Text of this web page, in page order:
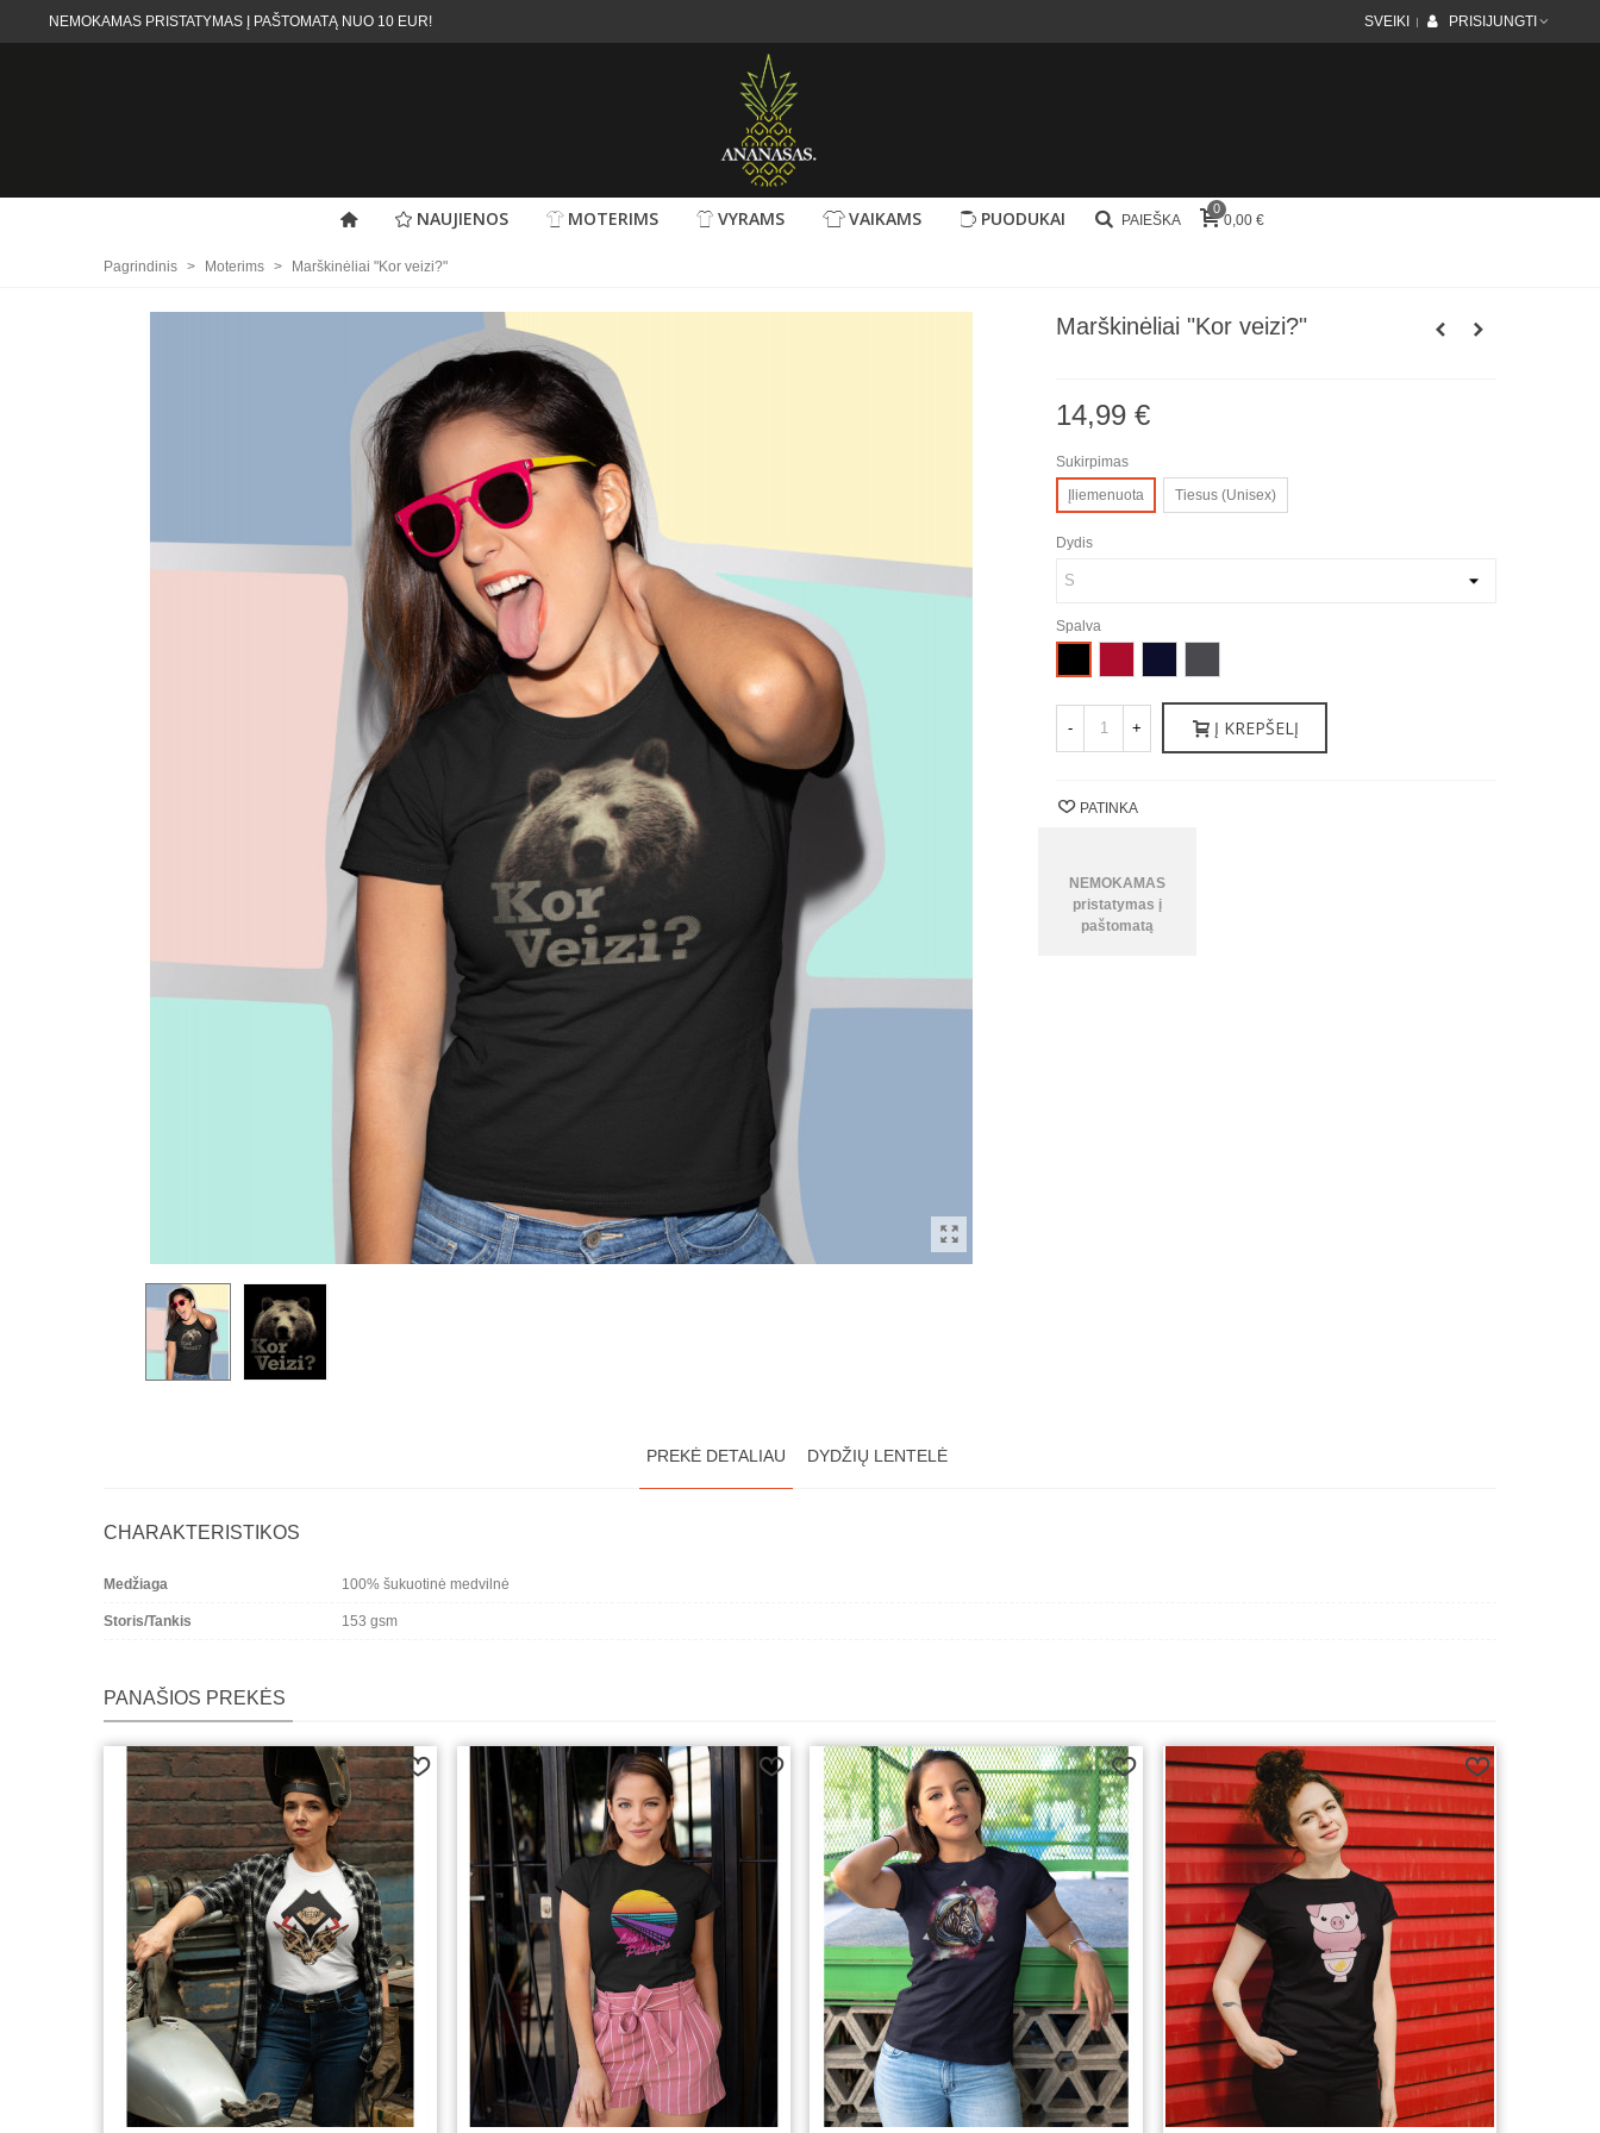
NEMOKAMAS PRISTATYMAS Į PAŠTOMATĄ NUO 10 EUR! SVEIKI PRISIJUNGTI
NAUJIENOS MOTERIMS VYRAMS VAIKAMS PUODUKAI PAIEŠKA
0
0,00 €
Pagrindinis > Moterims > Marškinėliai "Kor veizi?"
Marškinėliai "Kor veizi?"
14,99 €
Sukirpimas
Įliemenuota
Tiesus (Unisex)
Dydis
Spalva
mėlynapilka
- + Į KREPŠELĮ
PATINKA
NEMOKAMAS
pristatymas į
paštomatą
PREKĖ DETALIAU DYDŽIŲ LENTELĖ
CHARAKTERISTIKOS
Medžiaga 100% šukuotinė medvilnė
Storis/Tankis 153 gsm
PANAŠIOS PREKĖS